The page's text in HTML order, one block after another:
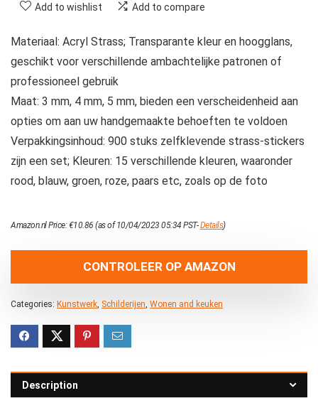
Add to wishlist Add to compare
Materiaal: Acryl Strass; Transparante kleur en hoogglans,
geschikt voor verschillende ambachtelijke patronen of
professioneel gebruik
Maat: 3 mm, 4 mm, 5 mm, bieden een verscheidenheid aan
opties om aan uw handgemaakte behoeften te voldoen
Verpakkingsinhoud: 900 stuks zelfklevende strass-stickers
zijn een set; Kleuren: 15 verschillende kleuren, waaronder
rood, blauw, groen, roze, paars etc, zoals op de foto
Amazon.nl Price:€10.86 (as of 10/04/2023 05:34 PST-Details)
CONTROLEER OP AMAZON
Categories: Kunstwerk Schilderijen Wonen and keuken
Description